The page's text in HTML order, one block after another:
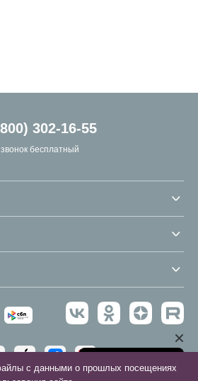
302-16-55
звонок бесплатный
с данными о прошлых посещениях